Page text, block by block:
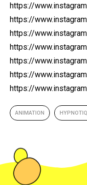
https://
https://
https://
https://
https://
https://
https://
ANIMATION